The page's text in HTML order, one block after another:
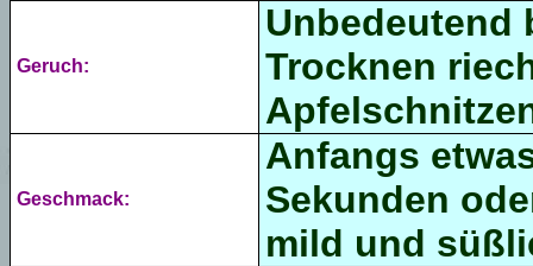
Geruch:
Unbedeutend
Trocknen
Geschmack:
Anfangs
Sekunden
mild und